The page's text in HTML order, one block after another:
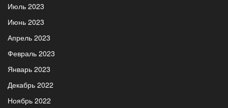
Июль 2023
Июнь 2023
Апрель 2023
Февраль 2023
Январь 2023
Декабрь 2022
Ноябрь 2022